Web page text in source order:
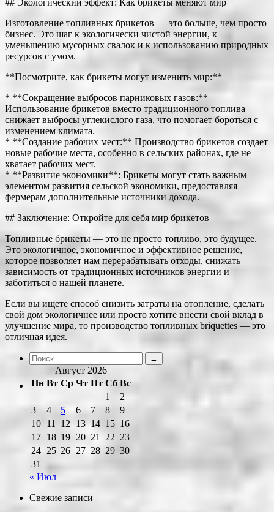
Изготовление топливных брикетов — это больше, чем просто
бизнес. Это шаг к экологически чистой энергии, к
уменьшению мусорных свалок и к использованию природных
ресурсов с умом.
**Посмотрите, как брикеты могут изменить мир:**
* **Сокращение выбросов парниковых газов:**
Использование брикетов вместо традиционного топлива
снижает выбросы углекислого газа, что помогает бороться с
изменением климата.
* **Создание рабочих мест:** Производство брикетов создает
новые рабочие места, особенно в сельских районах, где не
хватает рабочих мест.
* **Развитие экономики**: Брикеты могут стать важным
элементом развития сельской экономики, предоставляя
фермерам дополнительные источники дохода.
## Заключение: Откройте для себя мир брикетов
Топливные брикеты — это не просто топливо, это будущее.
Это экологичное, экономичное и эффективное решение,
которое позволяет нам перерабатывать отходы, снижать
зависимость от традиционных источников энергии и
заботиться о нашей планете.
Если вы ищете способ снизить затраты на отопление, сделать
свой дом экологичнее или просто хотите внести свой вклад в
улучшение мира, то производство топливных briquettes — это
отличная идея.
Август 2026
Пн Вт Ср Чт Пт Сб Вс
1
2
3
4 5 6 7 8
9
10 11 12 13 14 15 16
17 18 19 20 21 22 23
24 25 26 27 28 29 30
31
« Июл
Свежие записи